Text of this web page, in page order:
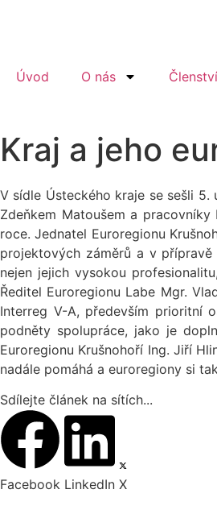
Úvod O nás Členství
Kraj a jeho
V sídle Ústeckého kraje se sešli 5.
Zdeňkem Matoušem a
roce. Jednatel Euroregionu
projektových záměrů a v
nejen jejich vysokou
Ředitel Euroregionu Labe Mgr.
Interreg V-A, především prioritní
podněty spolupráce, jako je
Euroregionu Krušnohoří Ing. Jiří
nadále pomáhá a euroregiony si
Sdílejte článek na sítích...
Facebook LinkedIn X